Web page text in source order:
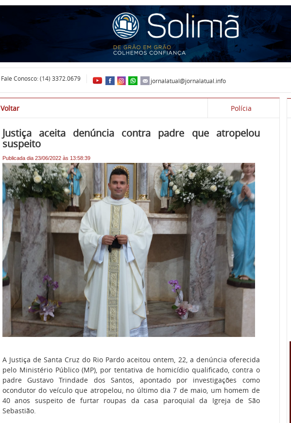
Fale Conosco: (14) 3372.0679 jornalatual@jornalatual.info
Voltar Polícia
Justiça aceita denúncia contra padre que atropelou
suspeito
Publicada dia 23/06/2022 às 13:58:39
A Justiça de Santa Cruz do Rio Pardo aceitou ontem, 22, a denúncia oferecida
pelo Ministério Público (MP), por tentativa de homicídio qualificado, contra o
padre Gustavo Trindade dos Santos, apontado por investigações como
ocondutor do veículo que atropelou, no último dia 7 de maio, um homem de
40 anos suspeito de furtar roupas da casa paroquial da Igreja de São
Sebastião.